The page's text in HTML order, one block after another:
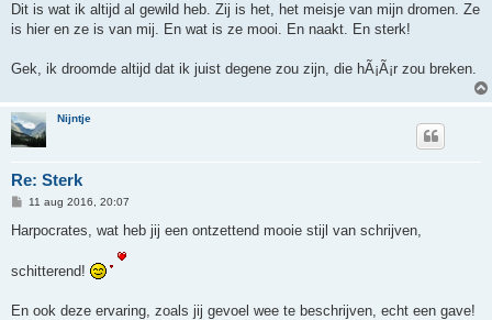
Dit is wat ik altijd al gewild heb. Zij is het, het meisje van mijn dromen. Ze
is hier en ze is van mij. En wat is ze mooi. En naakt. En sterk!
Gek, ik droomde altijd dat ik juist degene zou zijn, die hÃ¡Ã¡r zou breken.
Nijntje
Re: Sterk
B
r
h
t
11 aug 2016, 20:07
Harpocrates, wat heb jij een ontzettend mooie stijl van schrijven,
schitterend!
En ook deze ervaring, zoals jij gevoel wee te beschrijven, echt een gave!